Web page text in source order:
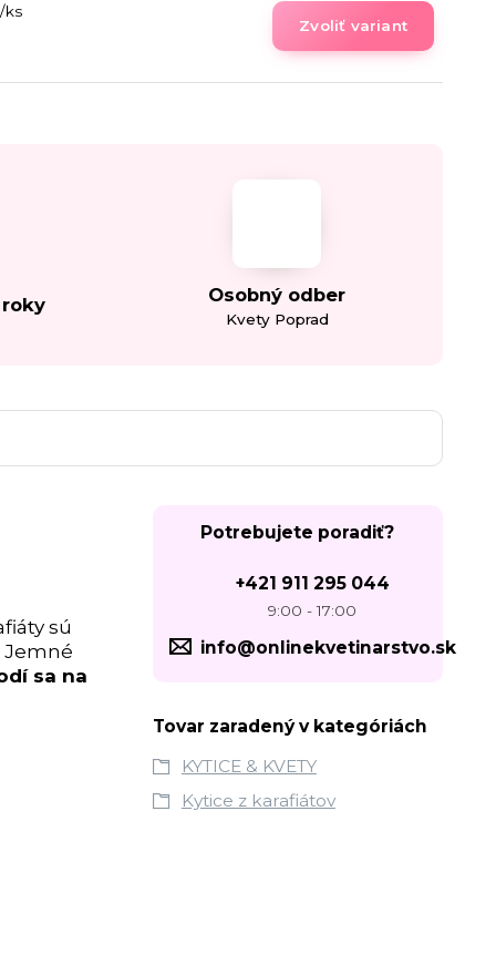
/ks
Zvoliť variant
Osobný odber
Kvety Poprad
sú
Jemné
sa na
Potrebujete poradiť?
+421 911 295 044
9:00 - 17:00
info@onlinekvetinarstvo.sk
Tovar zaradený v kategóriách
KYTICE & KVETY
Kytice z karafiátov